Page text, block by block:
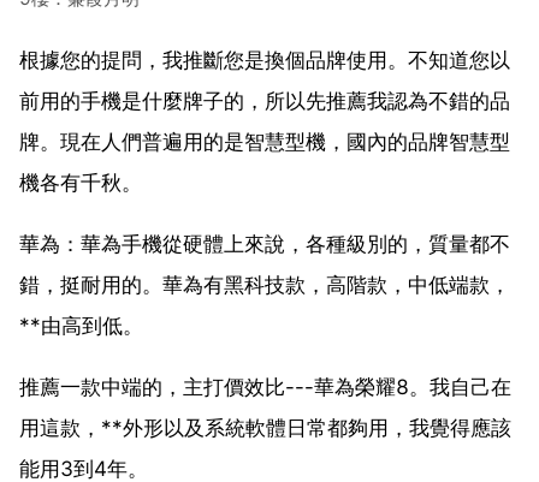
根據您的提問，我推斷您是換個品牌使用。不知道您以
前用的手機是什麼牌子的，所以先推薦我認為不錯的品
牌。現在人們普遍用的是智慧型機，國內的品牌智慧型
機各有千秋。
華為：華為手機從硬體上來說，各種級別的，質量都不
錯，挺耐用的。華為有黑科技款，高階款，中低端款，
**由高到低。
推薦一款中端的，主打價效比---華為榮耀8。我自己在
用這款，**外形以及系統軟體日常都夠用，我覺得應該
能用3到4年。